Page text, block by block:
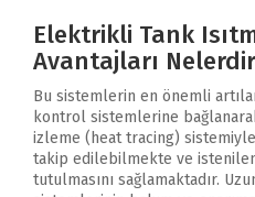
Elektrikli Tank
Avantajları
Bu sistemlerin en önemli
kontrol sistemlerine
izleme (heat tracing) sistemiyle
takip edilebilmekte ve
tutulmasını sağlamaktadır.